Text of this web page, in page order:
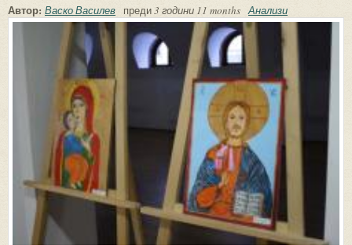
Автор: Васко Василев преди3 години 11 months Анализи